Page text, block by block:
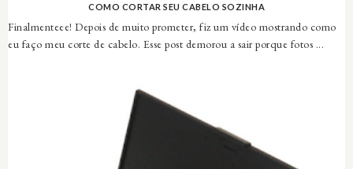
COMO CORTAR SEU CABELO SOZINHA
Finalmenteee! Depois de muito prometer, fiz um vídeo mostrando como
eu faço meu corte de cabelo. Esse post demorou a sair porque fotos ...